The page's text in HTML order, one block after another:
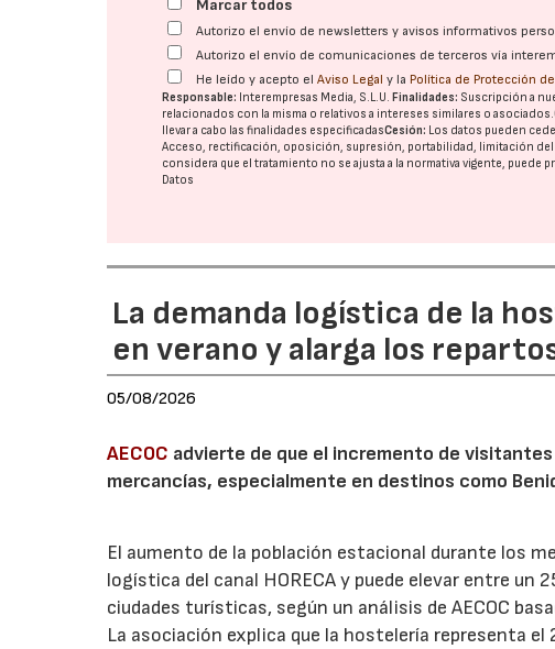
Marcar todos
Autorizo el envío de newsletters y avisos informativos
Autorizo el envío de comunicaciones de terceros vía
He leído y acepto elAviso Legal y la Política de Protección
Responsable: Interempresas Media, S.L.U.Finalidades: Suscripción a
relacionados con la misma o relativos a intereses similares o asociados.
llevar a cabo las finalidades especificadasCesión: Los datos pueden
Acceso, rectificación, oposición, supresión, portabilidad, limitación
considera que el tratamiento no se ajusta a la normativa vigente, puede
Datos
La demanda logística de la
en verano y alarga los
05/08/2026
AECOC advierte de que el incremento de
mercancías, especialmente en destinos como
El aumento de la población estacional durante los
logística del canal HORECA y puede elevar entre
ciudades turísticas, según un análisis de AECOC
La asociación explica que la hostelería representa